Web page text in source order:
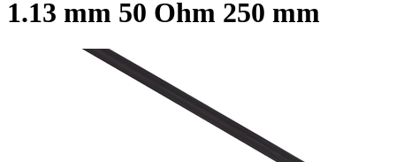
1.13 mm 50 Ohm 250 mm